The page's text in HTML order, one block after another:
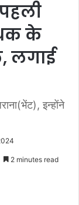
के
लगाई
इन्होंने
2 minutes read